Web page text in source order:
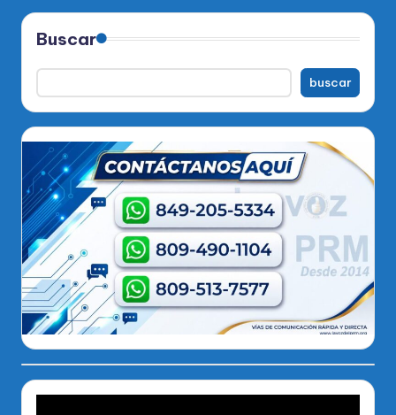
Buscar
buscar